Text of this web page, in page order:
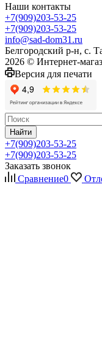
Наши контакты
+7(909)203-53-25
+7(909)203-53-25
info@sad-dom31.ru
Белгородский р-н, с.
2026 © Интернет-
Версия для печати
Найти
+7(909)203-53-25
+7(909)203-53-25
Заказать звонок
Сравнение0